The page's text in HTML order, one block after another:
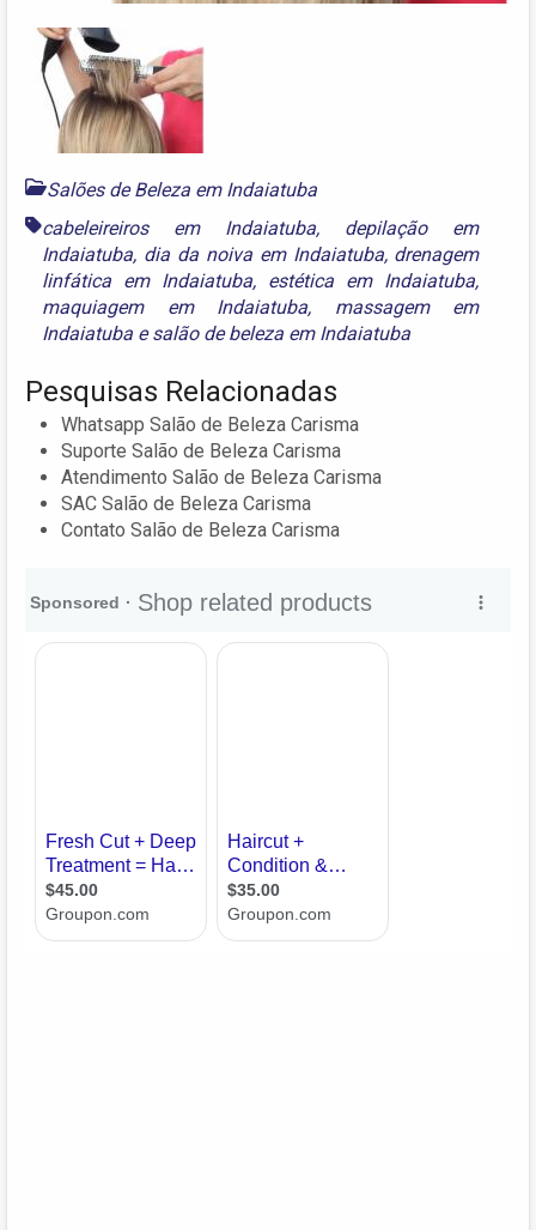
Salões de Beleza em Indaiatuba
cabeleireiros em Indaiatuba, depilação em
Indaiatuba, dia da noiva em Indaiatuba, drenagem
linfática em Indaiatuba, estética em Indaiatuba,
maquiagem em Indaiatuba, massagem em
Indaiatuba esalão de beleza em Indaiatuba
Pesquisas Relacionadas
Whatsapp Salão de Beleza Carisma
Suporte Salão de Beleza Carisma
Atendimento Salão de Beleza Carisma
SAC Salão de Beleza Carisma
Contato Salão de Beleza Carisma